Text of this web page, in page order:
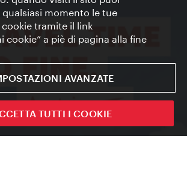
momento le tue
tramite il link
cookie” a piè di pagina alla fine
AVANZATE
TUTTI I COOKIE